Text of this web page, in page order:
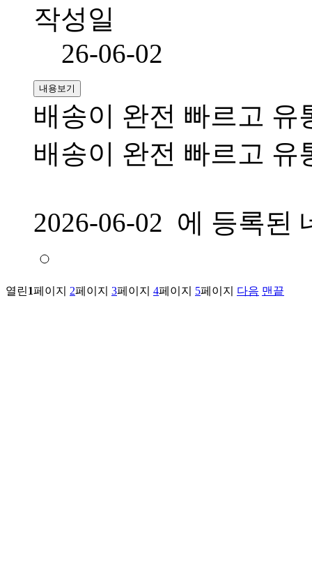
작성일
26-06-02
내용보기
배송이 완전 빠르고 유
배송이 완전 빠르고 유
2026-06-02 에 등록된
열린1페이지 2페이지 3페이지 4페이지 5페이지 다음 맨끝